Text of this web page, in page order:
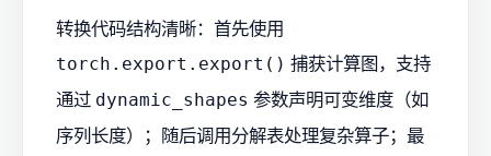
转换代码结构清晰：首先使用
torch.export.export() 捕获计算图，支持
通过 dynamic_shapes 参数声明可变维度（如
序列长度）；随后调用分解表处理复杂算子；最